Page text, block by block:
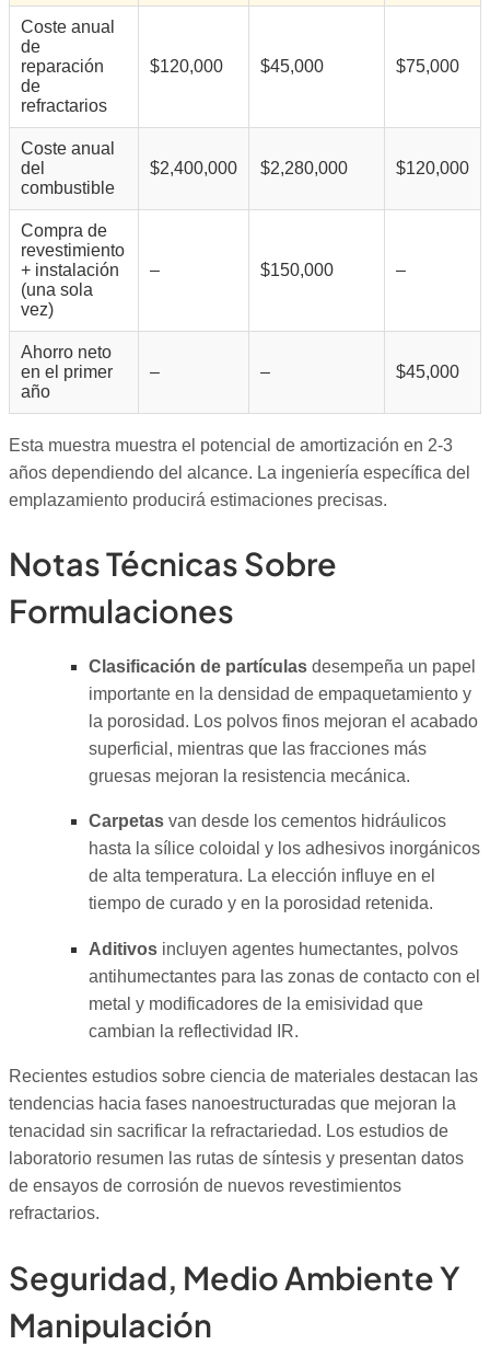
Coste anual
de
reparación
de
refractarios
$120,000 $45,000 $75,000
Coste anual
del
combustible
$2,400,000 $2,280,000 $120,000
Compra de
revestimiento
+ instalación
(una sola
vez)
– $150,000 –
Ahorro neto
en el primer
año
– – $45,000
Esta muestra muestra el potencial de amortización en 2-3
años dependiendo del alcance. La ingeniería específica del
emplazamiento producirá estimaciones precisas.
Notas Técnicas Sobre
Formulaciones
Clasificación de partículasdesempeña un papel
importante en la densidad de empaquetamiento y
la porosidad. Los polvos finos mejoran el acabado
superficial, mientras que las fracciones más
gruesas mejoran la resistencia mecánica.
Carpetasvan desde los cementos hidráulicos
hasta la sílice coloidal y los adhesivos inorgánicos
de alta temperatura. La elección influye en el
tiempo de curado y en la porosidad retenida.
Aditivosincluyen agentes humectantes, polvos
antihumectantes para las zonas de contacto con el
metal y modificadores de la emisividad que
cambian la reflectividad IR.
Recientes estudios sobre ciencia de materiales destacan las
tendencias hacia fases nanoestructuradas que mejoran la
tenacidad sin sacrificar la refractariedad. Los estudios de
laboratorio resumen las rutas de síntesis y presentan datos
de ensayos de corrosión de nuevos revestimientos
refractarios.
Seguridad, Medio Ambiente Y
Manipulación